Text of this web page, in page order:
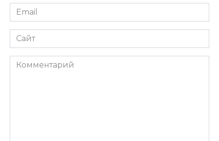
Email
*
Сайт
Комментарий